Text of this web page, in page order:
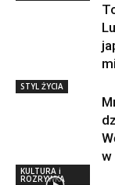
STYL ŻYCIA
w
KULTURA i
ROZRYWKA